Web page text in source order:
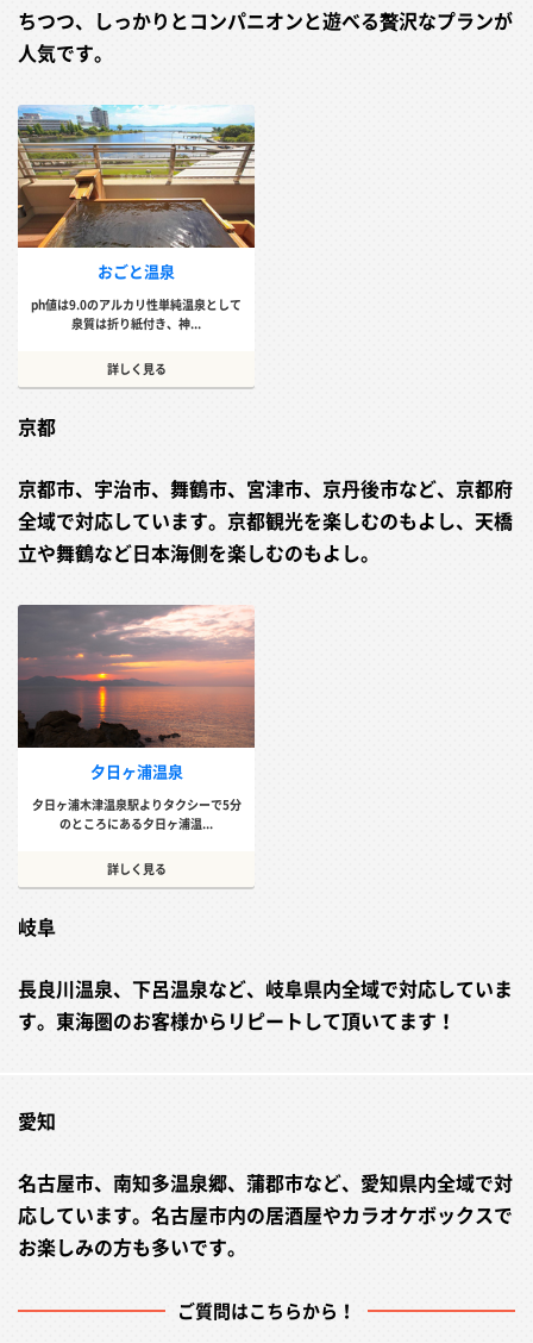
ちつつ、しっかりとコンパニオンと遊べる贅沢なプランが
人気です。
おごと温泉
ph値は9.0のアルカリ性単純温泉として
泉質は折り紙付き、神...
詳しく見る
京都
京都市、宇治市、舞鶴市、宮津市、京丹後市など、京都府
全域で対応しています。京都観光を楽しむのもよし、天橋
立や舞鶴など日本海側を楽しむのもよし。
夕日ヶ浦温泉
夕日ヶ浦木津温泉駅よりタクシーで5分
のところにある夕日ヶ浦温...
詳しく見る
岐阜
長良川温泉、下呂温泉など、岐阜県内全域で対応していま
す。東海圏のお客様からリピートして頂いてます！
愛知
名古屋市、南知多温泉郷、蒲郡市など、愛知県内全域で対
応しています。名古屋市内の居酒屋やカラオケボックスで
お楽しみの方も多いです。
ご質問はこちらから！